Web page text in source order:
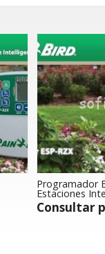
Programador
Estaciones
Consultar